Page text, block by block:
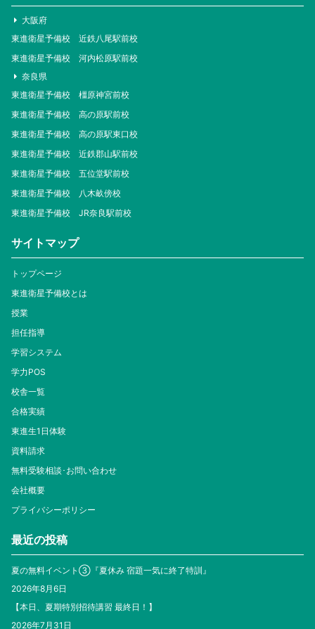
大阪府
東進衛星予備校 近鉄八尾駅前校
東進衛星予備校 河内松原駅前校
奈良県
東進衛星予備校 橿原神宮前校
東進衛星予備校 高の原駅前校
東進衛星予備校 高の原駅東口校
東進衛星予備校 近鉄郡山駅前校
東進衛星予備校 五位堂駅前校
東進衛星予備校 八木畝傍校
東進衛星予備校 JR奈良駅前校
サイトマップ
トップページ
東進衛星予備校とは
授業
担任指導
学習システム
学力POS
校舎一覧
合格実績
東進生1日体験
資料請求
無料受験相談･お問い合わせ
会社概要
プライバシーポリシー
最近の投稿
夏の無料イベント③『夏休み 宿題一気に終了特訓』
2026年8月6日
【本日、夏期特別招待講習 最終日！】
2026年7月31日